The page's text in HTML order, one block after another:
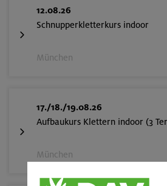
12.08.26
Schnupperkletterkurs indoor
München
17./18./19.08.26
Aufbaukurs Klettern indoor (3
München